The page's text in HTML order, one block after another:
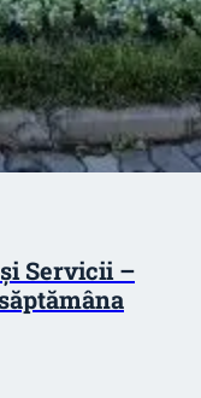
Servicii –